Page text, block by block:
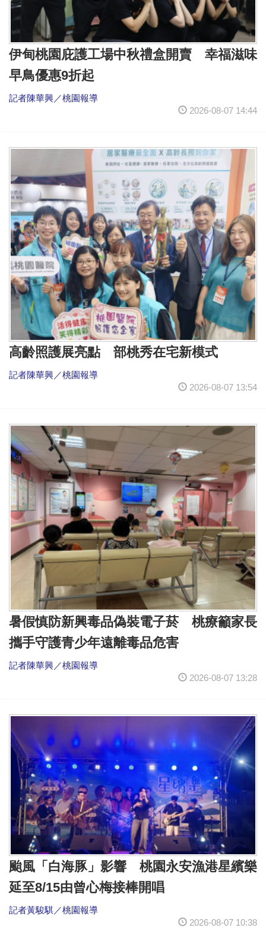
伊甸桃園庇護工場中秋禮盒開賣 幸福滋味
早鳥優惠9折起
記者陳華興／桃園報導
2026-08-07 14:44
高齡照護展亮點 部桃秀在宅新模式
記者陳華興／桃園報導
2026-08-07 13:54
暑假慎防新興毒品偽裝電子菸 桃療籲家長
攜手守護青少年遠離毒品危害
記者陳華興／桃園報導
2026-08-07 13:28
颱風「白海豚」影響 桃園永安漁港星繽樂
延至8/15由曾心梅接棒開唱
記者黃駿騏／桃園報導
2026-08-07 10:38